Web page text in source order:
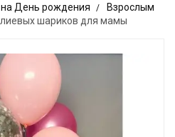
День рождения
Взрослым
шариков для мамы